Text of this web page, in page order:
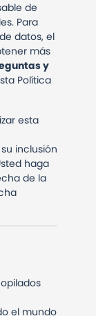
de
Para
datos, el
más
y
Política
esta
inclusión
haga
de la
el mundo